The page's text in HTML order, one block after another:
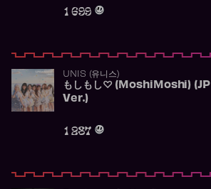
1 699
UNIS (유니스)
もしもし♡ (MoshiMoshi) (JP
Ver.)
1 287